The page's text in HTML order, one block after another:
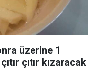
üzerine 1
çıtır kızaracak